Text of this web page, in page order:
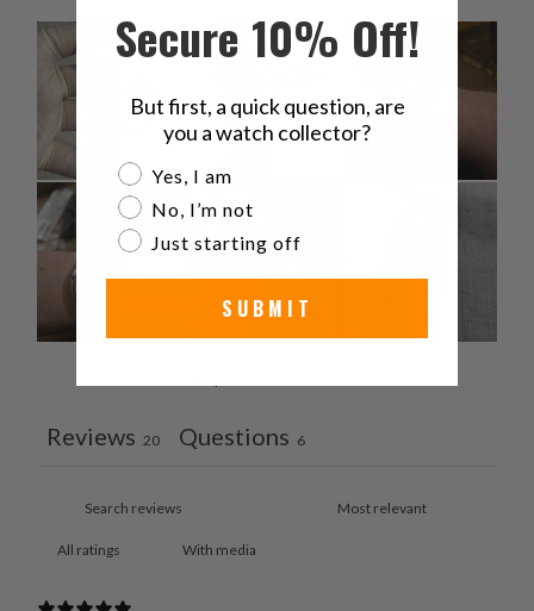
Reviews 20 Questions 6
With media
Secure 10% Off!
But first, a quick question, are
you a watch collector?
Are you a watch collector?
Yes, I am
No, I’m not
Just starting off
SUBMIT